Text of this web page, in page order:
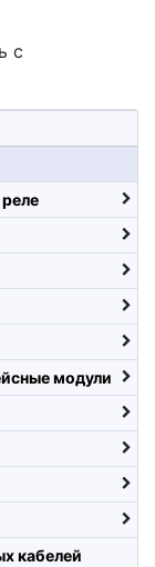
с
модули
кабелей